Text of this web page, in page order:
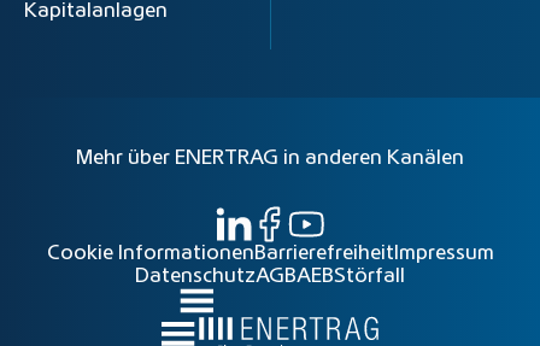
Kapitalanlagen
Mehr über ENERTRAG in anderen Kanälen
Cookie InformationenBarrierefreiheit Impressum
DatenschutzAGBAEBStörfall